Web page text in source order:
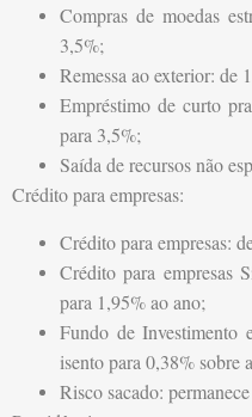
Compras de moedas
3,5%;
Remessa ao exterior: de
Empréstimo de curto
para 3,5%;
Saída de recursos não
Crédito para empresas:
Crédito para empresas:
Crédito para empresas
para 1,95% ao ano;
Fundo de
isento para 0,38% sobre
Risco sacado: